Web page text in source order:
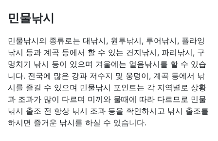
민물낚시
민물낚시의 종류로는 대낚시, 원투낚시, 루어낚시, 플라잉
낚시 등과 계곡 등에서 할 수 있는 견지낚시, 파리낚시, 구
멍치기 낚시 등이 있으며 겨울에는 얼음낚시를 할 수 있습
니다. 전국에 많은 강과 저수지 및 웅덩이, 계곡 등에서 낚
시를 즐길 수 있으며 민물낚시 포인트는 각 지역별로 상황
과 조과가 많이 다르며 미끼와 물때에 따라 다르므로 민물
낚시 출조 전 항상 낚시 조과 등을 확인하시고 낚시 출조를
하시면 즐거운 낚시를 하실 수 있습니다.